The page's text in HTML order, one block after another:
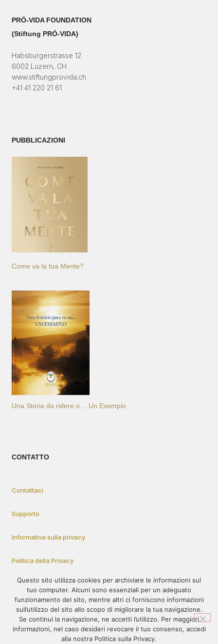
PRÓ-VIDA FOUNDATION
(Stiftung PRÓ-VIDA)​
Habsburgerstrasse 12
6002 Luzern, CH
www.stiftungprovida.ch
+41 41 220 21 61
PUBBLICAZIONI
Come va la tua Mente?
Una Storia da ridere o… Un Esempio
CONTATTO
Contattaci
Supporto
Informativa sulla privacy
Politica della Privacy
Come Partecipare
© 1995-2023 – PRÓ-VIDA – Tutti i diritti riservati. Il contenuto di
Questo sito utilizza cookies per archiviare le informazioni sul
tuo computer. Alcuni sono essenziali per un adeguato
funzionamento del sito, mentre altri ci forniscono informazioni
sull’utilizzo del sito allo scopo di migliorare la tua navigazione.
Se continui la navigazione, ne accetti l’utilizzo. Per maggiori
informazioni, nel caso desideri revocare il tuo consenso, accedi
alla nostra Politica sulla Privacy.